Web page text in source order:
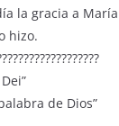
la gracia a
hizo.
de Dios”